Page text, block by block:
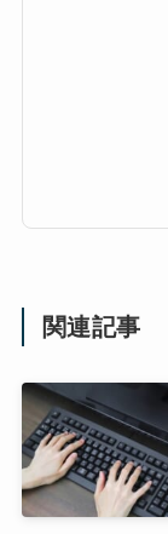
関連記事